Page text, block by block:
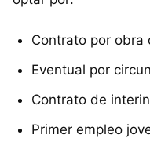
Contrato por obra
Eventual por
Contrato de
Primer empleo